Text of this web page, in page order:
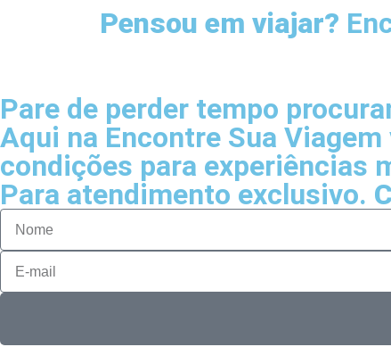
Pensou em viajar?
Pare de perder tempo
Aqui na Encontre Sua
condições para experiências
Para atendimento exclusivo.